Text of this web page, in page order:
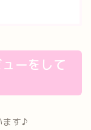
ーをして
ます♪